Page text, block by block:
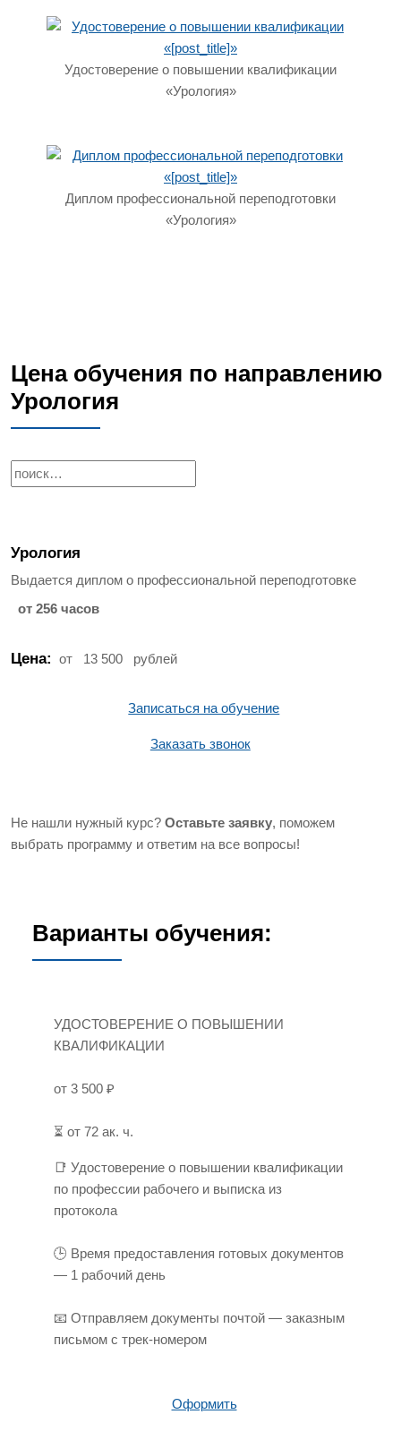
Удостоверение о повышении квалификации
«Урология»
Диплом профессиональной переподготовки
«Урология»
Цена обучения по направлению
Урология
Н
а
и
:
Урология
Выдается диплом о профессиональной переподготовке
от 256 часов
Цена: от 13 500 рублей
Записаться на обучение
Заказать звонок
Не нашли нужный курс? Оставьте заявку, поможем
выбрать программу и ответим на все вопросы!
Варианты обучения:
УДОСТОВЕРЕНИЕ О ПОВЫШЕНИИ
КВАЛИФИКАЦИИ
от 3 500 ₽
⏳ от 72 ак. ч.
📑 Удостоверение о повышении квалификации
по профессии рабочего и выписка из
протокола
🕒 Время предоставления готовых документов
— 1 рабочий день
📧 Отправляем документы почтой — заказным
письмом с трек-номером
Оформить